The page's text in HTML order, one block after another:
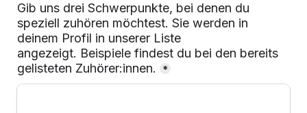
Gib uns drei Schwerpunkte, bei denen du
speziell zuhören möchtest. Sie werden in
deinem Profil in unserer Liste
angezeigt. Beispiele findest du bei den bereits
gelisteten Zuhörer:innen.
*